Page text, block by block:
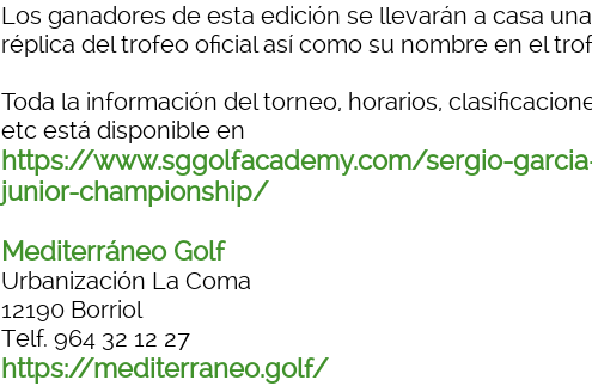
Los ganadores de esta edición se llevarán a casa una
réplica del trofeo oficial así como su nombre en el
Toda la información del torneo, horarios,
etc está disponible en
https://www.sggolfacademy.com/sergio-
junior-championship/
Mediterráneo Golf
Urbanización La Coma
12190 Borriol
Telf. 964 32 12 27
https://mediterraneo.golf/